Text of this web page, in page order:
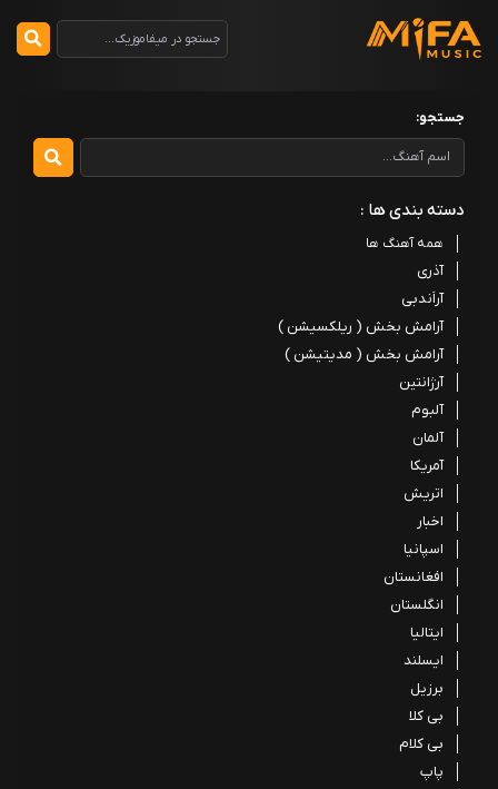
جستجو:
دسته بندی ها :
همه آهنگ ها
آذری
آراَندبی
آرامش بخش ( ریلکسیشن )
آرامش بخش ( مدیتیشن )
آرژانتین
آلبوم
آلمان
آمریکا
اتریش
اخبار
اسپانیا
افغانستان
انگلستان
ایتالیا
ایسلند
برزیل
بی کلا
بی کلام
پاپ